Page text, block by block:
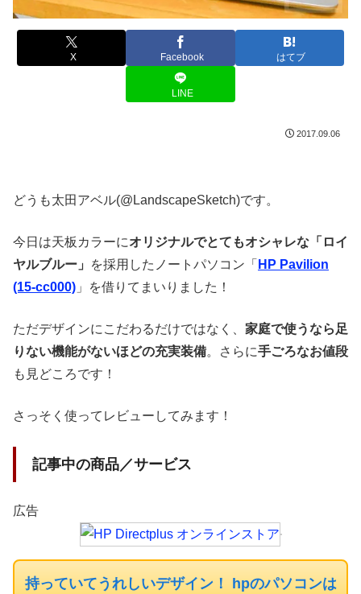
X Facebook はてブ
LINE
2017.09.06
どうも太田アベル(@LandscapeSketch)です。
今日は天板カラーにオリジナルでとてもオシャレな「ロイ
ヤルブルー」
を採用したノートパソコン「 HP Pavilion
(15-cc000) 」を借りてまいりました！
ただデザインにこだわるだけではなく、 家庭で使うなら足
りない機能がないほどの充実装備。さらに手ごろなお値段
も見どころです！
さっそく使ってレビューしてみます！
記事中の商品／サービス
広告
持っていてうれしいデザイン！ hpのパソコンは